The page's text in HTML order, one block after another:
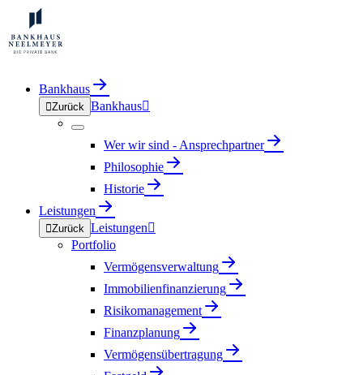
Bankhaus
Zurück Bankhaus
Wer wir sind - Ansprechpartner
Philosophie
Historie
Leistungen
Zurück Leistungen
Portfolio
Vermögensverwaltung
Immobilienfinanzierung
Risikomanagement
Finanzplanung
Vermögensübertragung